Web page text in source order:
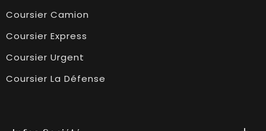
Coursier Camion
Coursier Express
Coursier Urgent
Coursier La Défense